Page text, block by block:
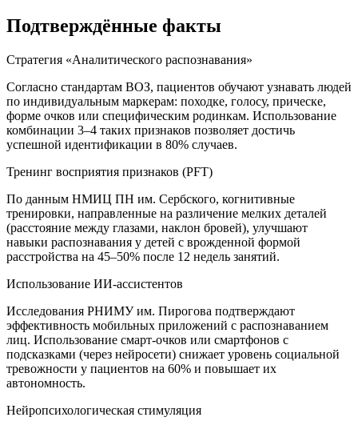
Подтверждённые факты
Стратегия «Аналитического распознавания»
Согласно стандартам ВОЗ, пациентов обучают узнавать людей
по индивидуальным маркерам: походке, голосу, прическе,
форме очков или специфическим родинкам. Использование
комбинации 3–4 таких признаков позволяет достичь
успешной идентификации в 80% случаев.
Тренинг восприятия признаков (PFT)
По данным НМИЦ ПН им. Сербского, когнитивные
тренировки, направленные на различение мелких деталей
(расстояние между глазами, наклон бровей), улучшают
навыки распознавания у детей с врожденной формой
расстройства на 45–50% после 12 недель занятий.
Использование ИИ-ассистентов
Исследования РНИМУ им. Пирогова подтверждают
эффективность мобильных приложений с распознаванием
лиц. Использование смарт-очков или смартфонов с
подсказками (через нейросети) снижает уровень социальной
тревожности у пациентов на 60% и повышает их
автономность.
Нейропсихологическая стимуляция